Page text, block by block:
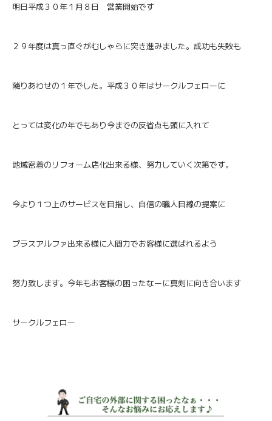
明日平成３０年１月８日 営業開始です
２９年度は真っ直ぐがむしゃらに突き進みました。成功も失敗も
隣りあわせの１年でした。平成３０年はサークルフェローに
とっては変化の年でもあり今までの反省点も頭に入れて
地域密着のリフォーム店化出来る様、努力していく次第です。
今より１つ上のサービスを目指し、自信の職人目線の提案に
プラスアルファ出来る様に人間力でお客様に選ばれるよう
努力致します。今年もお客様の困ったなーに真剣に向き合います
サークルフェロー